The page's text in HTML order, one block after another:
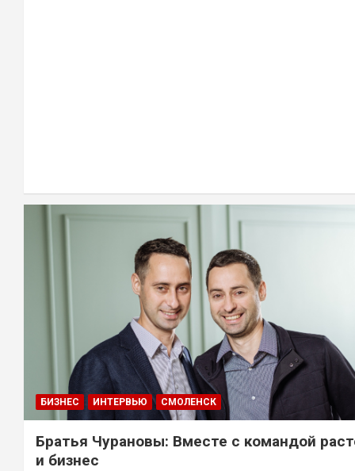
БИЗНЕС ИНТЕРВЬЮ СМОЛЕНСК
Братья Чурановы: Вместе с командой
и бизнес